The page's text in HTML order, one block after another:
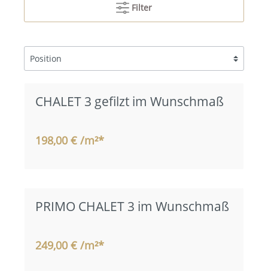
Filter
CHALET 3 gefilzt im Wunschmaß
198,00 € /m²*
PRIMO CHALET 3 im Wunschmaß
249,00 € /m²*